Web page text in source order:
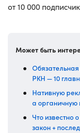
от 10 000
Может быть
РКН — 10
Нативную
а органичную
Что известно
закон +